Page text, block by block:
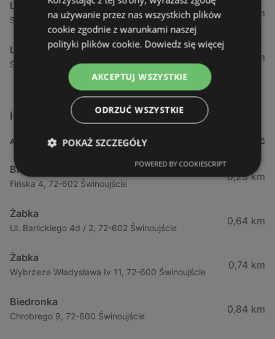
Lewiatan
Strzelecka 12 F, 72-400 Kamień Pomorski
34,13 km
Lewiatan
Szczecińska 12, 72-400 Kamień Pomorski
34,42 km
Inne sklepy Supermarkety w pobliżu
ADRES ODLEGŁOŚĆ
Biedronka
Fińska 4, 72-602 Świnoujście
0,23 km
Żabka
Ul. Barlickiego 4d / 2, 72-602 Świnoujście
0,64 km
Żabka
Wybrzeze Władysława Iv 11, 72-600 Świnoujście
0,74 km
Biedronka
Chrobrego 9, 72-600 Świnoujście
0,84 km
na używanie przez nas wszystkich plików
cookie zgodnie z warunkami naszej
polityki plików cookie. Dowiedz się więcej
AKCEPTUJ WSZYSTKIE
ODRZUĆ WSZYSTKIE
POKAŻ SZCZEGÓŁY
POWERED BY COOKIESCRIPT